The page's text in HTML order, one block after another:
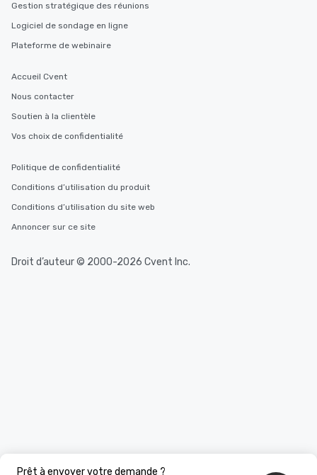
Prêt à envoyer votre demande ?
Gestion stratégique des réunions
Logiciel de sondage en ligne
Plateforme de webinaire
Accueil Cvent
Nous contacter
Soutien à la clientèle
Vos choix de confidentialité
Politique de confidentialité
Conditions d’utilisation du produit
Conditions d’utilisation du site web
Annoncer sur ce site
Droit d’auteur © 2000-2026 Cvent Inc.